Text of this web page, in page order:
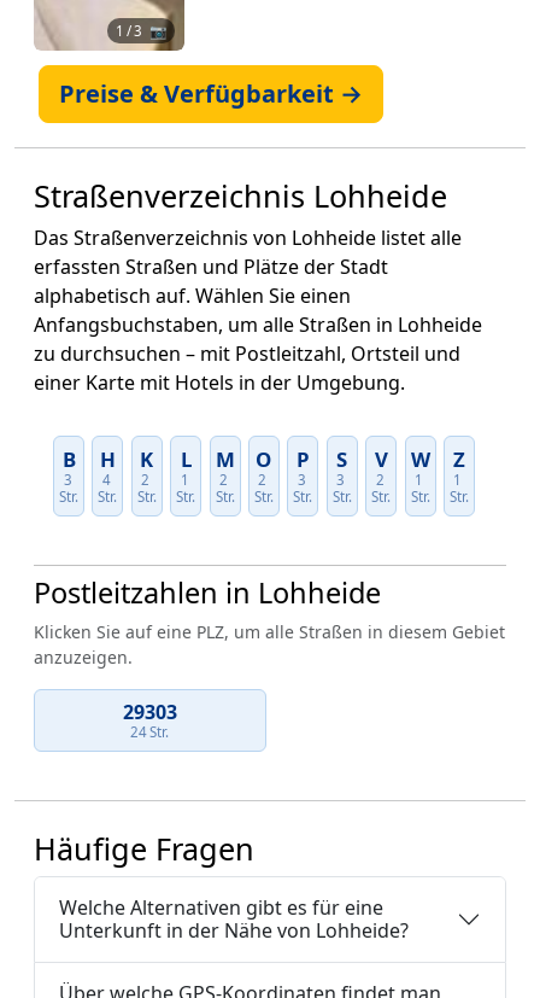
1 / 3 📷
Preise & Verfügbarkeit →
Straßenverzeichnis Lohheide
Das Straßenverzeichnis von Lohheide listet alle
erfassten Straßen und Plätze der Stadt
alphabetisch auf. Wählen Sie einen
Anfangsbuchstaben, um alle Straßen in Lohheide
zu durchsuchen – mit Postleitzahl, Ortsteil und
einer Karte mit Hotels in der Umgebung.
B
3
Str.
H
4
Str.
K
2
Str.
L
1
Str.
M
2
Str.
O
2
Str.
P
3
Str.
S
3
Str.
V
2
Str.
W
1
Str.
Z
1
Str.
Postleitzahlen in Lohheide
Klicken Sie auf eine PLZ, um alle Straßen in diesem Gebiet
anzuzeigen.
29303
24 Str.
Häufige Fragen
Welche Alternativen gibt es für eine
Unterkunft in der Nähe von Lohheide?